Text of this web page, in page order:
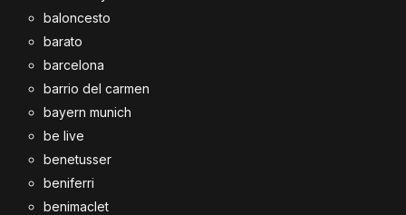
baloncesto
barato
barcelona
barrio del carmen
bayern munich
be live
benetusser
beniferri
benimaclet